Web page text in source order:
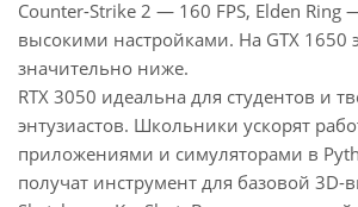
Counter-Strike 2 — 160 FPS, Elden Ring
высокими настройками. На GTX 1650
значительно ниже.
RTX 3050 идеальна для студентов и
энтузиастов. Школьники ускорят
приложениями и симуляторами в
получат инструмент для базовой 3D-